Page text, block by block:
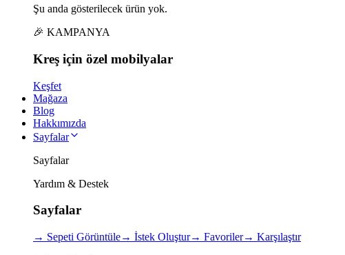
Şu anda gösterilecek ürün yok.
🎉 KAMPANYA
Kreş için özel mobilyalar
Keşfet
Mağaza
Blog
Hakkımızda
Sayfalar
Sayfalar
Yardım & Destek
Sayfalar
→ Sepeti Görüntüle→ İstek Oluştur→ Favoriler→ Karşılaştır